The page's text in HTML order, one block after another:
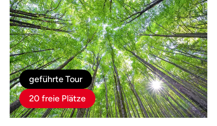
geführte Tour
20 freie Plätze